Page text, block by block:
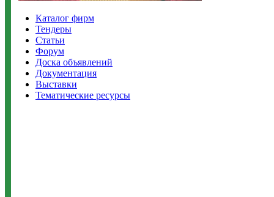
Каталог фирм
Тендеры
Статьи
Форум
Доска объявлений
Документация
Выставки
Тематические ресурсы